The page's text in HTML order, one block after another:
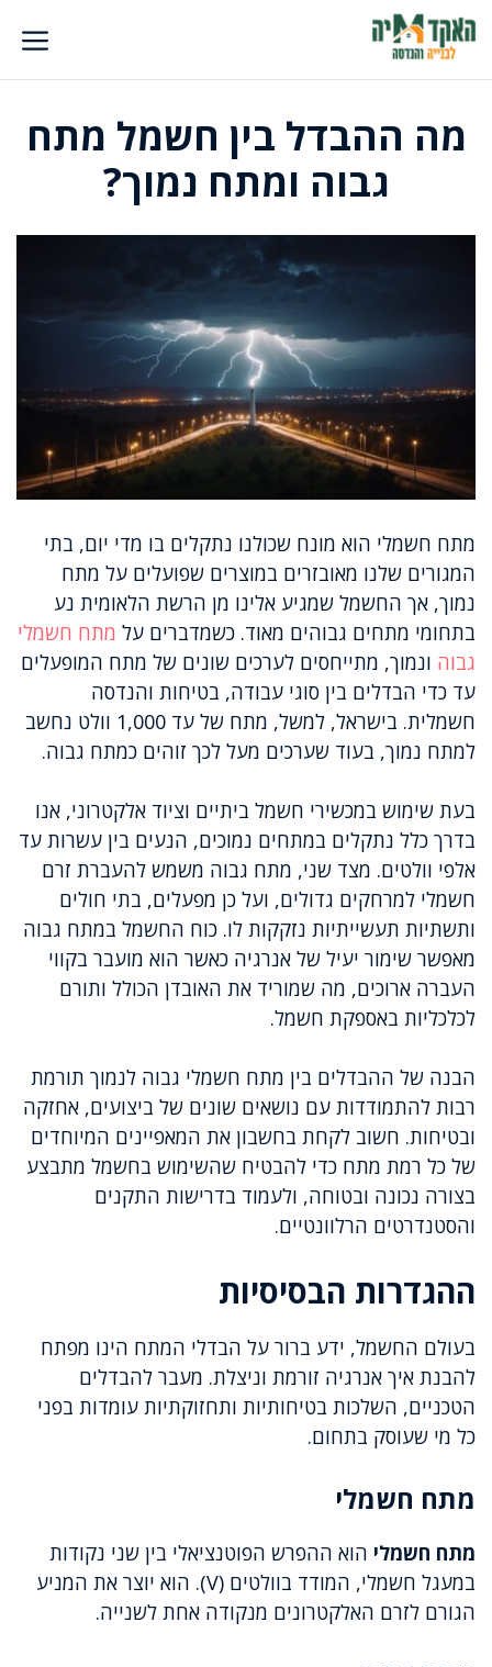
לדלג
לתוכן
מה ההבדל בין חשמל מתח
גבוה ומתח נמוך?
מתח חשמלי הוא מונח שכולנו נתקלים בו מדי יום, בתי
המגורים שלנו מאובזרים במוצרים שפועלים על מתח
נמוך, אך החשמל שמגיע אלינו מן הרשת הלאומית נע
בתחומי מתחים גבוהים מאוד. כשמדברים על מתח חשמלי
גבוה ונמוך, מתייחסים לערכים שונים של מתח המופעלים
עד כדי הבדלים בין סוגי עבודה, בטיחות והנדסה
חשמלית. בישראל, למשל, מתח של עד 1,000 וולט נחשב
למתח נמוך, בעוד שערכים מעל לכך זוהים כמתח גבוה.
בעת שימוש במכשירי חשמל ביתיים וציוד אלקטרוני, אנו
בדרך כלל נתקלים במתחים נמוכים, הנעים בין עשרות עד
אלפי וולטים. מצד שני, מתח גבוה משמש להעברת זרם
חשמלי למרחקים גדולים, ועל כן מפעלים, בתי חולים
ותשתיות תעשייתיות נזקקות לו. כוח החשמל במתח גבוה
מאפשר שימור יעיל של אנרגיה כאשר הוא מועבר בקווי
העברה ארוכים, מה שמוריד את האובדן הכולל ותורם
לכלכליות באספקת חשמל.
הבנה של ההבדלים בין מתח חשמלי גבוה לנמוך תורמת
רבות להתמודדות עם נושאים שונים של ביצועים, אחזקה
ובטיחות. חשוב לקחת בחשבון את המאפיינים המיוחדים
של כל רמת מתח כדי להבטיח שהשימוש בחשמל מתבצע
בצורה נכונה ובטוחה, ולעמוד בדרישות התקנים
והסטנדרטים הרלוונטיים.
ההגדרות הבסיסיות
בעולם החשמל, ידע ברור על הבדלי המתח הינו מפתח
להבנת איך אנרגיה זורמת וניצלת. מעבר להבדלים
הטכניים, השלכות בטיחותיות ותחזוקתיות עומדות בפני
כל מי שעוסק בתחום.
מתח חשמלי
מתח חשמלי הוא ההפרש הפוטנציאלי בין שני נקודות
במעגל חשמלי, המודד בוולטים (V). הוא יוצר את המניע
הגורם לזרם האלקטרונים מנקודה אחת לשנייה.